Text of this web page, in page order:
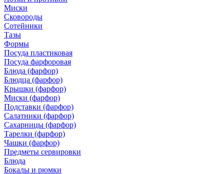
Миски
Сковороды
Сотейники
Тазы
Формы
Посуда пластиковая
Посуда фарфоровая
Блюда (фарфор)
Блюдца (фарфор)
Крышки (фарфор)
Миски (фарфор)
Подставки (фарфор)
Салатники (фарфор)
Сахарницы (фарфор)
Тарелки (фарфор)
Чашки (фарфор)
Предметы сервировки
Блюда
Бокалы и рюмки